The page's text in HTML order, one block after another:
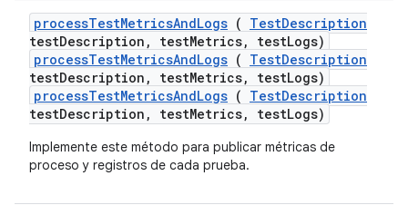
processTestMetricsAndLogs ( TestDescription
testDescription , testMetrics, testLogs)
processTestMetricsAndLogs ( TestDescription
testDescription, testMetrics, testLogs)
processTestMetricsAndLogs ( TestDescription
testDescription, testMetrics, testLogs)
Implemente este método para publicar métricas de
proceso y registros de cada prueba.